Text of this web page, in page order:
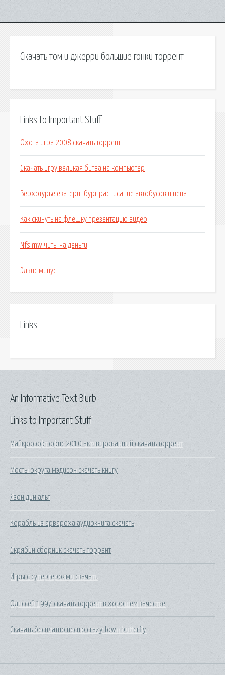
Скачать том и джерри большие гонки торрент
Links to Important Stuff
Охота игра 2008 скачать торрент
Скачать игру великая битва на компьютер
Верхотурье екатеринбург расписание автобусов и цена
Как скинуть на флешку презентацию видео
Nfs mw читы на деньги
Элвис минус
Links
Links to Important Stuff
Майкрософт офис 2010 активированный скачать торрент
Мосты округа мэдисон скачать книгу
Язон дин альт
Корабль из арвароха аудиокнига скачать
Скрябин сборник скачать торрент
Игры с супергероями скачать
Одиссей 1997 скачать торрент в хорошем качестве
Скачать бесплатно песню crazy town butterfly
An Informative Text Blurb